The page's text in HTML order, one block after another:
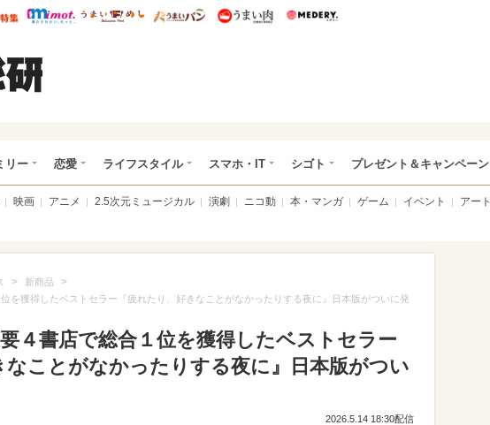
* ウレぴあ総研 ディズニー特集
mimot. うまいめし うまいパン うまい肉
リー 恋愛 ライフスタイル スマホ・IT シゴト プレゼント＆キャンペーン
映画 アニメ 2.5次元ミュージカル 演劇 ニコ動 本・マンガ ゲーム イベント アート
> 新商品 >
を獲得したベストセラー『疲れたり、好きなことがなかったりする夜に』日本版がついに発
４書店で総合１位を獲得したベストセラー
なことがなかったりする夜に』日本版がつい
2026.5.14 18:30配信